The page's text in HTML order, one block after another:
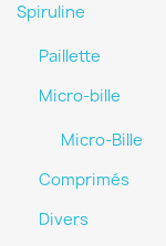
Spiruline
Paillette
Micro-bille
Micro-Bille
Comprimés
Divers